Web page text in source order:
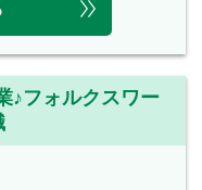
♪フォルクスワー